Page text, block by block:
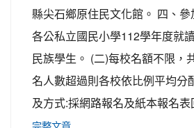
縣尖石鄉原住民文化館。 四、
各公私立國民小學112學年度就
民族學生。 (二)每校名額不限，
名人數超過則各校依比例平均分
及方式:採網路報名及紙本報名表